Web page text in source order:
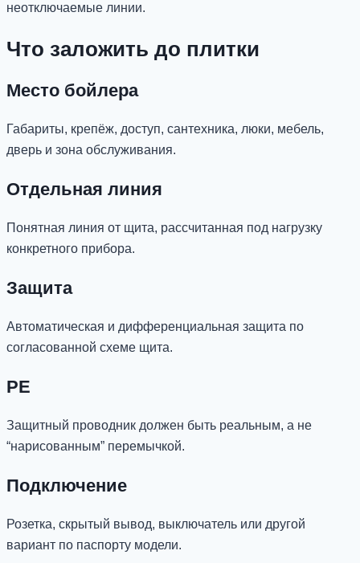
неотключаемые линии.
Что заложить до плитки
Место бойлера
Габариты, крепёж, доступ, сантехника, люки, мебель,
дверь и зона обслуживания.
Отдельная линия
Понятная линия от щита, рассчитанная под нагрузку
конкретного прибора.
Защита
Автоматическая и дифференциальная защита по
согласованной схеме щита.
PE
Защитный проводник должен быть реальным, а не
“нарисованным” перемычкой.
Подключение
Розетка, скрытый вывод, выключатель или другой
вариант по паспорту модели.